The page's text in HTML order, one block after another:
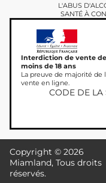
L'ABUS
SANTÉ À
Interdiction de vente
moins de 18 ans
La preuve de majorité
vente en ligne.
CODE DE LA
Copyright © 2026
Miamland, Tous droits
réservés.